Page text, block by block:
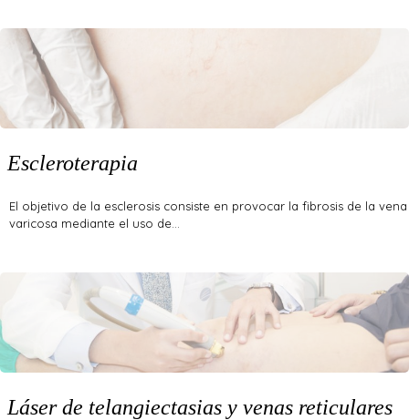
Escleroterapia
El objetivo de la esclerosis consiste en provocar la fibrosis de la vena
varicosa mediante el uso de…
Láser de telangiectasias y venas reticulares